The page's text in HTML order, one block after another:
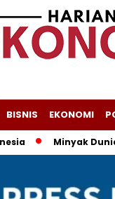
BISNIS EKONOMI
Minyak Dunia